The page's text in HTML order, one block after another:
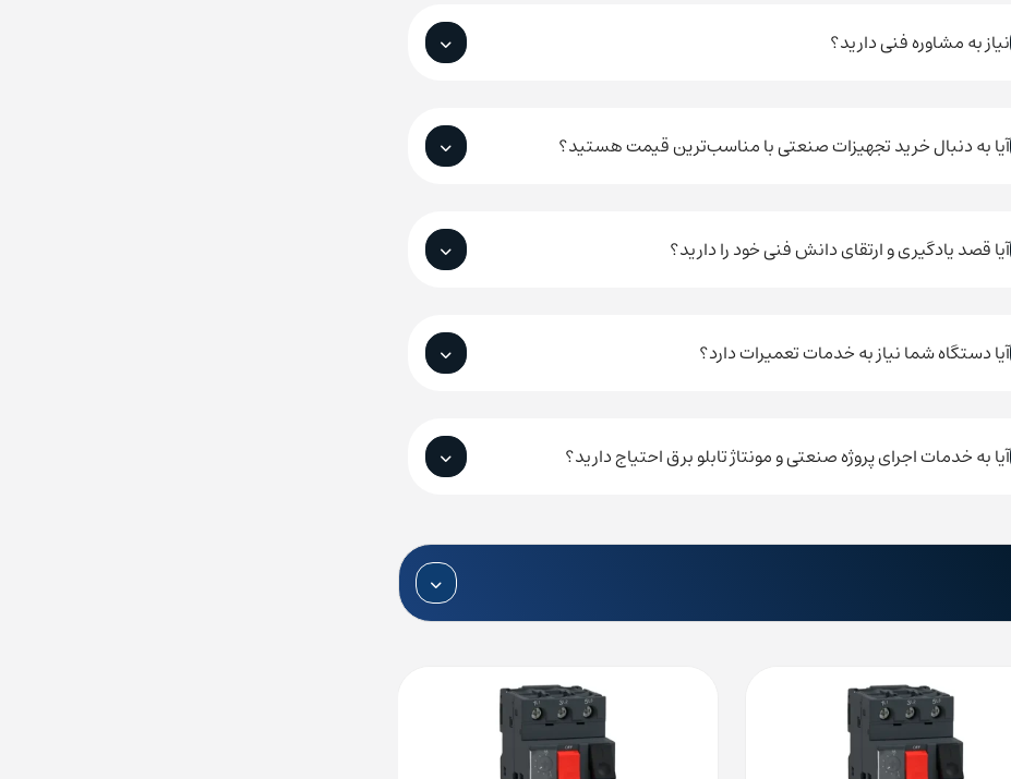
نیاز به مشاوره فنی دارید؟
آیا به دنبال خرید تجهیزات صنعتی با مناسب‌ترین قیمت هستید؟
آیا قصد یادگیری و ارتقای دانش فنی خود را دارید؟
آیا دستگاه شما نیاز به خدمات تعمیرات دارد؟
آیا به خدمات اجرای پروژه صنعتی و مونتاژ تابلو برق احتیاج دارید؟